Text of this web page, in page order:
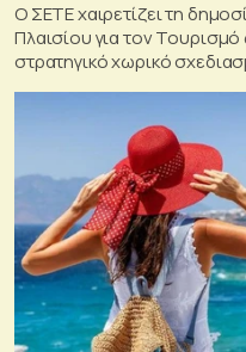
Ο ΣΕΤΕ χαιρετίζει τη
Πλαισίου για τον
στρατηγικό χωρικό